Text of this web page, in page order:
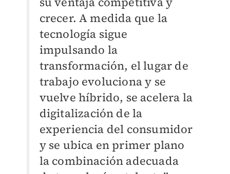
crecer. A medida que la
tecnología sigue
impulsando la
transformación, el lugar de
trabajo evoluciona y se
vuelve híbrido, se acelera la
digitalización de la
experiencia del consumidor
y se ubica en primer plano
la combinación adecuada